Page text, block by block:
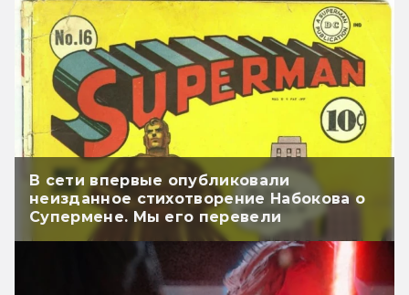
В сети впервые опубликовали
неизданное стихотворение Набокова о
Супермене. Мы его перевели